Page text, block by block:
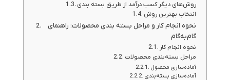
روش‌های دیگر کسب درآمد از طریق بسته بندی
انتخاب بهترین روش
نحوه انجام کار و مراحل بسته بندی محصولات: راهنمای
گام‌به‌گام
نحوه انجام کار
مراحل بسته‌بندی محصولات
آماده‌سازی محصول
آماده‌سازی بسته‌بندی